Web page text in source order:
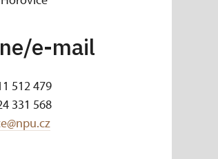
e-mail
512 479
331 568